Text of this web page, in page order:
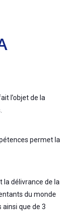
l’objet de la
permet la
la délivrance de la
du monde
que de 3